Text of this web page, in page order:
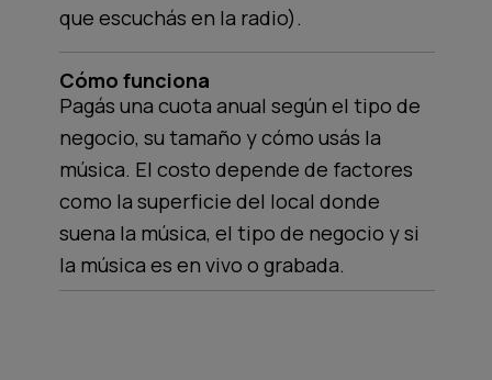
Cómo funciona
Pagás una cuota anual según el tipo de
negocio, su tamaño y cómo usás la
música. El costo depende de factores
como la superficie del local donde
suena la música, el tipo de negocio y si
la música es en vivo o grabada.
que escuchás en la radio).